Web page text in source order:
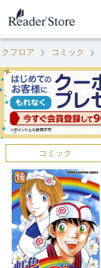
フロア コミック
コミック